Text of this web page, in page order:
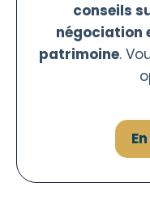
conseils
négociation
patrimoine.